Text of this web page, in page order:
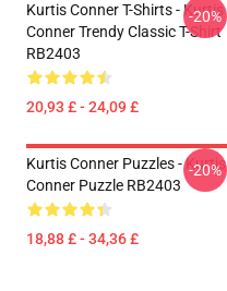
Kurtis Conner T-Shirts - Kurtis
Conner Trendy Classic T-Shirt
RB2403
20,93 £ - 24,09 £
-20%
Kurtis Conner Puzzles - Kurtis
Conner Puzzle RB2403
18,88 £ - 34,36 £
-20%